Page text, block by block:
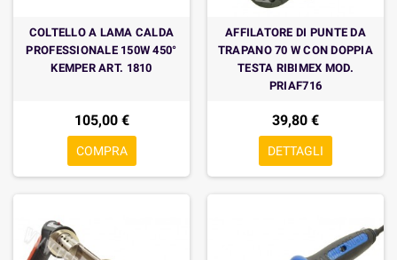
COLTELLO A LAMA CALDA
PROFESSIONALE 150W 450°
KEMPER ART. 1810
105,00 €
COMPRA
AFFILATORE DI PUNTE DA
TRAPANO 70 W CON DOPPIA
TESTA RIBIMEX MOD.
PRIAF716
39,80 €
DETTAGLI